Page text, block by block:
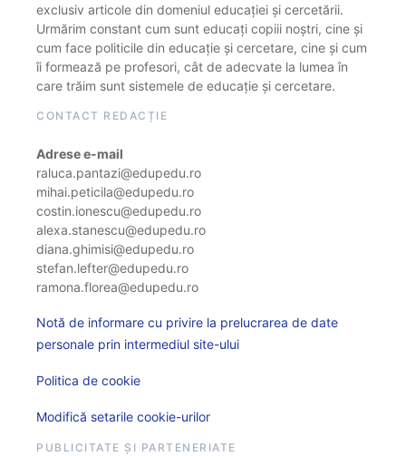
exclusiv articole din domeniul educației și cercetării.
Urmărim constant cum sunt educați copiii noștri, cine și
cum face politicile din educație și cercetare, cine și cum
îi formează pe profesori, cât de adecvate la lumea în
care trăim sunt sistemele de educație și cercetare.
CONTACT REDACȚIE
Adrese e-mail
raluca.pantazi@edupedu.ro
mihai.peticila@edupedu.ro
costin.ionescu@edupedu.ro
alexa.stanescu@edupedu.ro
diana.ghimisi@edupedu.ro
stefan.lefter@edupedu.ro
ramona.florea@edupedu.ro
Notă de informare cu privire la prelucrarea de date
personale prin intermediul site-ului
Politica de cookie
Modifică setarile cookie-urilor
PUBLICITATE ȘI PARTENERIATE